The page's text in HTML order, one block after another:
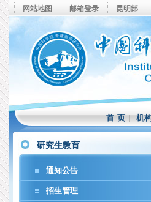
网站地图 邮箱登录 昆明部
首 页|机
研究生教育
通知公告
招生管理